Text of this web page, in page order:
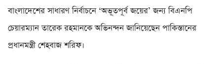
বাংলাদেশের সাধারণ নির্বাচনে ‘অভূতপূর্ব জয়ের’ জন্য বিএনপি
চেয়ারম্যান তারেক রহমানকে অভিনন্দন জানিয়েছেন পাকিস্তানের
প্রধানমন্ত্রী শেহবাজ শরিফ।